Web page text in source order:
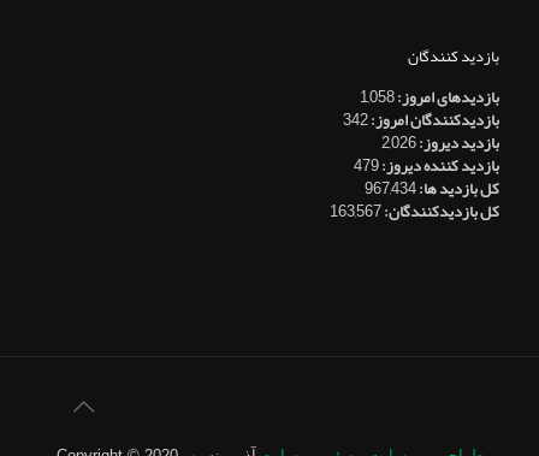
بازدید کنندگان
بازدیدهای امروز:1,058
بازدیدکنندگان امروز:342
بازدید دیروز:2,026
بازدید کننده دیروز:479
کل بازدید ها:967,434
کل بازدیدکنند‌گان:163,567